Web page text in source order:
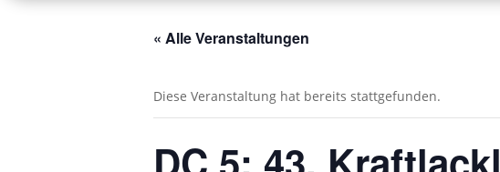
« Alle Veranstaltungen
Diese Veranstaltung hat bereits stattgefunden.